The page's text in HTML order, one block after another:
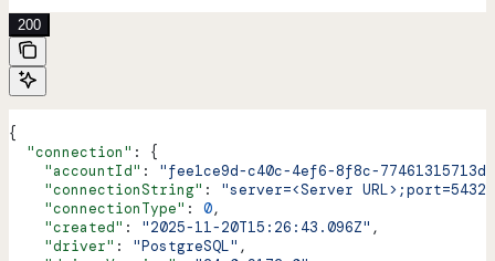
200
{
  "connection"
: {
    "accountId"
: "fee1ce9d-c40c-4ef6-8f8c-77461315713d"
    "connectionString"
: "server=<Server
    "connectionType"
: 0,
    "created"
: "2025-11-20T15:26:43.096Z" ,
    "driver"
: "PostgreSQL" ,